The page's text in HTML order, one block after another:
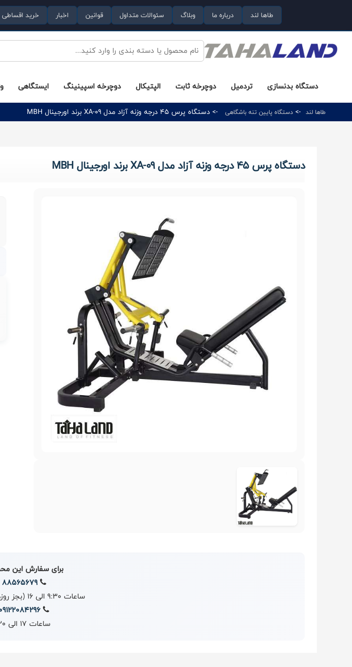
طاها لند درباره ما وبلاگ سئوالات متداول قوانین اخبار خرید اقساطی
دستگاه بدنسازی تردمیل دوچرخه ثابت الپتیکال دوچرخه اسپینینگ ایستگاهی
طاها لند -> دستگاه پایین‌ تنه باشگاهی -> دستگاه پرس 45 درجه وزنه آزاد مدل XA-09 برند اورجینال MBH
دستگاه پرس 45 درجه وزنه آزاد مدل XA-09 برند اورجینال MBH
برای سفارش این
88565679
ساعات 9:30 الی 16 (بجز روزهای تعطیل)
ساعات 17 الی 20